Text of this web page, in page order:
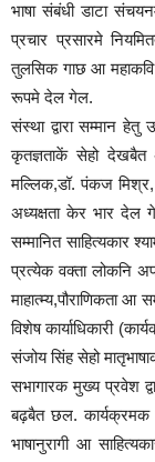
भाषा संबंधी डाटा
प्रचार प्रसारमे
तुलसिक गाछ आ महाकवि
रूपमे देल गेल.
संस्था द्वारा सम्मान हेतु
कृतज्ञताकें सेहो देखबैत
मल्लिक,डॉ. पंकज मिश्र,
अध्यक्षता केर भार देल
सम्मानित साहित्यकार
प्रत्येक वक्ता लोकनि
माहात्म्य,पौराणिकता आ
विशेष कार्याधिकारी
संजोय सिंह सेहो
सभागारक मुख्य प्रवेश
बढ़बैत छल. कार्यक्रमक
भाषानुरागी आ